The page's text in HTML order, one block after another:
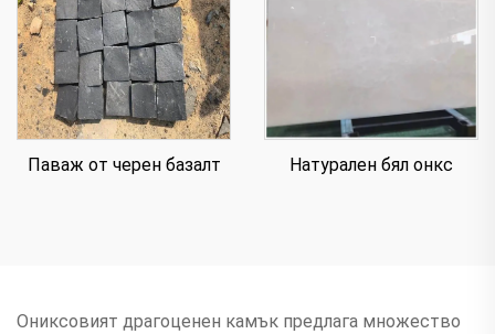
Паваж от черен базалт Натурален бял онкс
Ониксовият драгоценен камък предлага множество